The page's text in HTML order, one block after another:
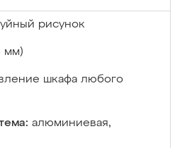
рисунок
мм)
шкафа любого
алюминиевая,